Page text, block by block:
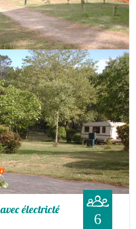
électricté
6